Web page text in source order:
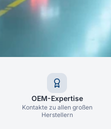
OEM-Expertise
Kontakte zu allen großen
Herstellern